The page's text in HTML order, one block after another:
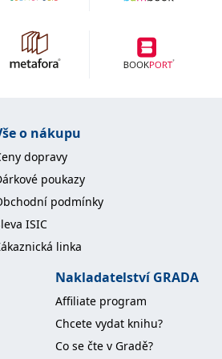
o nákupu
dopravy
poukazy
podmínky
ISIC
linka
Nakladatelství GRADA
Affiliate program
Chcete vydat knihu?
Co se čte v Gradě?
Doubleclick a provádí
informace o tom, jak
koncový uživatel používá
2 měsíce
a shromažďuje údaje o